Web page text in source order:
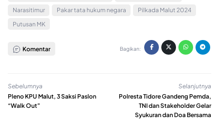
Narasitimur Pakar tata hukum negara
Pilkada Malut 2024
Putusan MK
Komentar Bagikan:
Sebelumnya
Pleno KPU Malut, 3 Saksi Paslon
“Walk Out”
Selanjutnya
Polresta Tidore Gandeng Pemda,
TNI dan Stakeholder Gelar
Syukuran dan Doa Bersama